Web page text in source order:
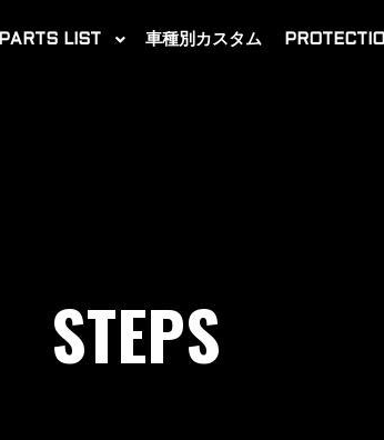
PARTS LIST 車種別カスタム
STEPS